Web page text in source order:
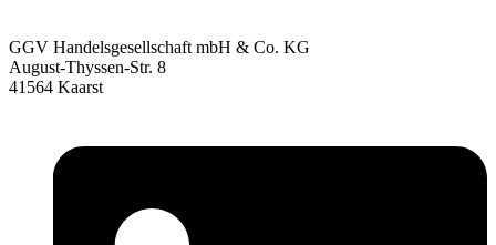
GGV Handelsgesellschaft mbH & Co. KG
August-Thyssen-Str. 8
41564 Kaarst